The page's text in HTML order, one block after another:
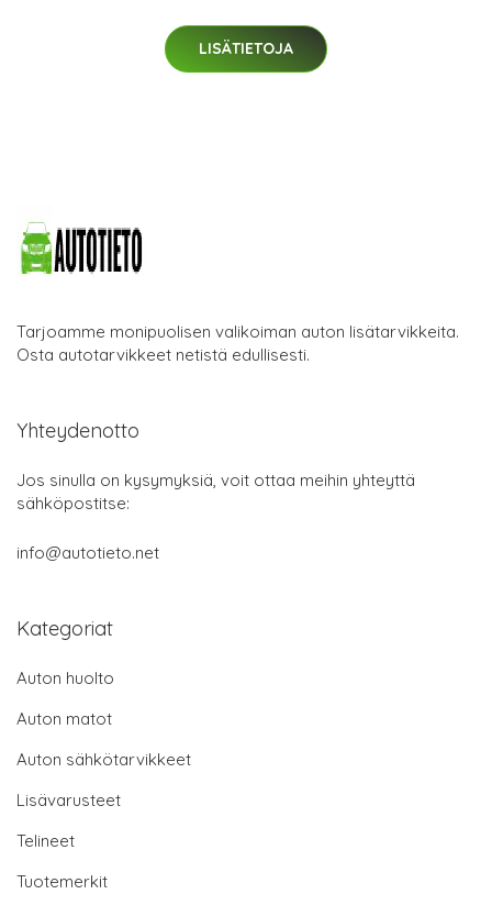
LISÄTIETOJA
Tarjoamme monipuolisen valikoiman auton lisätarvikkeita.
Osta autotarvikkeet netistä edullisesti.
Yhteydenotto
Jos sinulla on kysymyksiä, voit ottaa meihin yhteyttä
sähköpostitse:
info@autotieto.net
Kategoriat
Auton huolto
Auton matot
Auton sähkötarvikkeet
Lisävarusteet
Telineet
Tuotemerkit